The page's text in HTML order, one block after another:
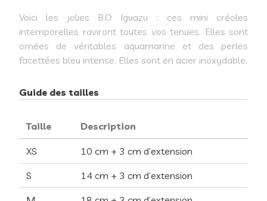
Voici les jolies B.O Iguazu : ces mini créoles
intemporelles raviront toutes vos tenues. Elles sont
ornées de véritables aquamarine et des perles
facettées bleu intense. Elles sont en acier inoxydable.
Guide des tailles
Taille Description
XS 10 cm + 3 cm d’extension
S 14 cm + 3 cm d’extension